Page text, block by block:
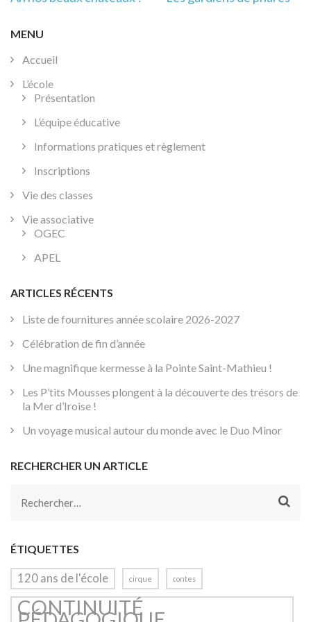
l’article
MENU
Accueil
L’école
Présentation
L’équipe éducative
Informations pratiques et règlement
Inscriptions
Vie des classes
Vie associative
OGEC
APEL
ARTICLES RÉCENTS
Liste de fournitures année scolaire 2026-2027
Célébration de fin d’année
Une magnifique kermesse à la Pointe Saint-Mathieu !
Les P’tits Mousses plongent à la découverte des trésors de
la Mer d’Iroise !
Un voyage musical autour du monde avec le Duo Minor
RECHERCHER UN ARTICLE
Rechercher :
ÉTIQUETTES
120 ans de l'école cirque contes
CONTINUITÉ